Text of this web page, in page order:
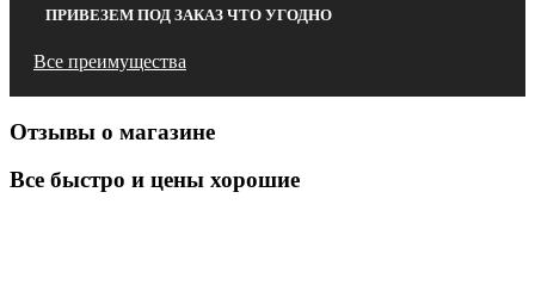
ПРИВЕЗЕМ ПОД ЗАКАЗ ЧТО УГОДНО
Все преимущества
Отзывы о магазине
Все быстро и цены хорошие